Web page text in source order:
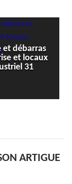
et débarras
et locaux
31
ARTIGUE